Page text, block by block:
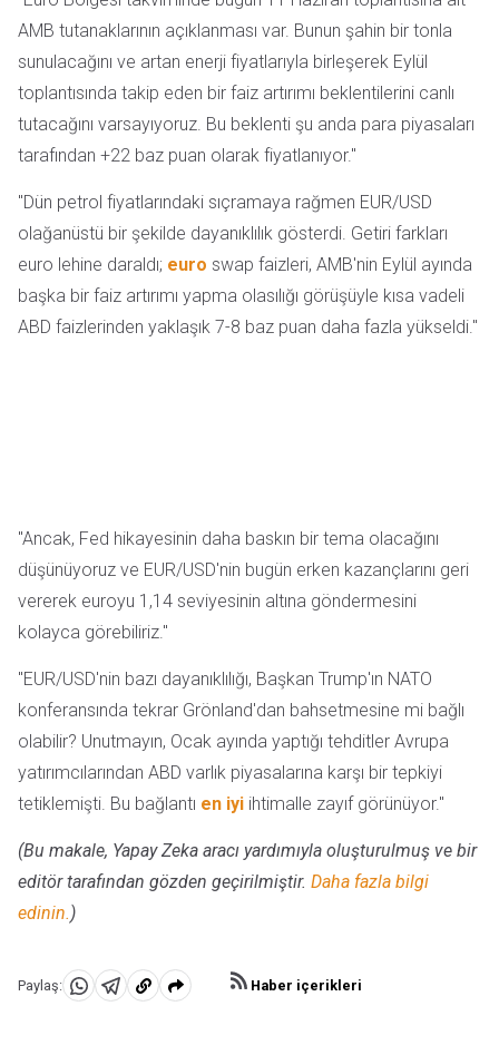
AMB tutanaklarının açıklanması var. Bunun şahin bir tonla
sunulacağını ve artan enerji fiyatlarıyla birleşerek Eylül
toplantısında takip eden bir faiz artırımı beklentilerini canlı
tutacağını varsayıyoruz. Bu beklenti şu anda para piyasaları
tarafından +22 baz puan olarak fiyatlanıyor."
"Dün petrol fiyatlarındaki sıçramaya rağmen EUR/USD
olağanüstü bir şekilde dayanıklılık gösterdi. Getiri farkları
euro lehine daraldı; euro swap faizleri, AMB'nin Eylül ayında
başka bir faiz artırımı yapma olasılığı görüşüyle kısa vadeli
ABD faizlerinden yaklaşık 7-8 baz puan daha fazla yükseldi."
"Ancak, Fed hikayesinin daha baskın bir tema olacağını
düşünüyoruz ve EUR/USD'nin bugün erken kazançlarını geri
vererek euroyu 1,14 seviyesinin altına göndermesini
kolayca görebiliriz."
"EUR/USD'nin bazı dayanıklılığı, Başkan Trump'ın NATO
konferansında tekrar Grönland'dan bahsetmesine mi bağlı
olabilir? Unutmayın, Ocak ayında yaptığı tehditler Avrupa
yatırımcılarından ABD varlık piyasalarına karşı bir tepkiyi
tetiklemişti. Bu bağlantı en iyi ihtimalle zayıf görünüyor."
(Bu makale, Yapay Zeka aracı yardımıyla oluşturulmuş ve bir
editör tarafından gözden geçirilmiştir. Daha fazla bilgi
edinin.)
Paylaş:
WhatsApp'da
Telegram'da
Panoya
Haber içerikleri